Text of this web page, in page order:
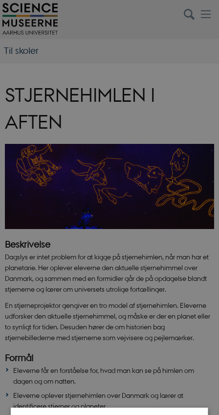
Til skoler
STJERNEHIMLEN I
AFTEN
Beskrivelse
Dagslys er intet problem for at kigge på stjernehimlen, når man har et
planetarie. Her oplever eleverne den aktuelle stjernehimmel over
Danmark, og sammen med en formidler går de på opdagelse blandt
stjernerne og lærer om universets utrolige fortællinger.
En stjerneprojektor gengiver en tro model af stjernehimlen. Eleverne
udforsker den aktuelle stjernehimmel, og måske er der en planet eller
to synligt for tiden. Desuden hører de om historien bag
stjernebillederne med stjernerne som vejvisere og pejlemærker.
Formål
Eleverne får en forståelse for, hvad man kan se på himlen om
dagen og om natten.
Eleverne oplever stjernehimlen over Danmark og lærer at
identificere stjerner og planeter.